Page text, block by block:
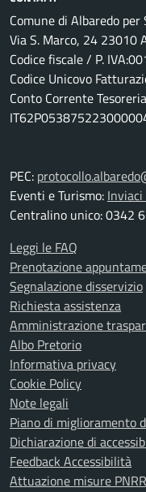
Comune di Albaredo per
Via S. Marco, 24 23010
Codice fiscale / P.
Codice Unicovo
Conto Corrente
PEC:
Eventi e Turismo:
Centralino unico: 0342
Leggi le FAQ
Prenotazione
Segnalazione disservizio
Richiesta assistenza
Amministrazione
Albo Pretorio
Informativa privacy
Cookie Policy
Note legali
Piano di miglioramento
Dichiarazione di
Feedback Accessibilità
Attuazione misure PNRR